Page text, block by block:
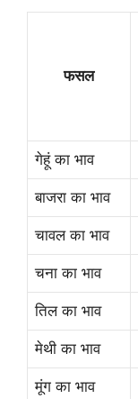
फसल
गेहूं का भाव
बाजरा का भाव
चावल का भाव
चना का भाव
तिल का भाव
मेथी का भाव
मूंग का भाव